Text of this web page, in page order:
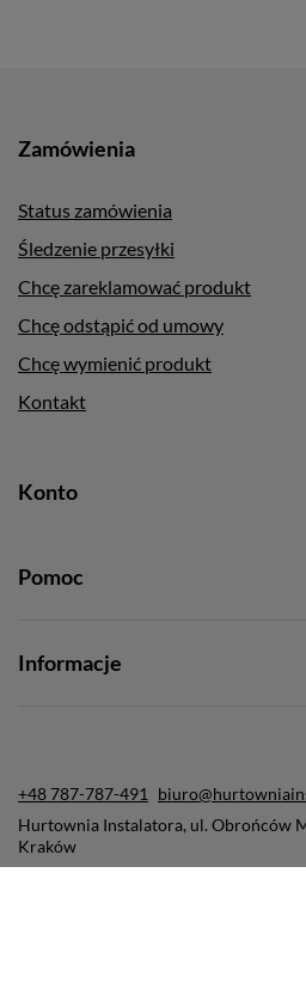
Zamówienia
Status zamówienia
Śledzenie przesyłki
Chcę zareklamować produkt
Chcę odstąpić od umowy
Chcę wymienić produkt
Kontakt
Konto
Pomoc
Informacje
+48 787-787-491
Hurtownia Instalatora, ul. Obrońców
Kraków